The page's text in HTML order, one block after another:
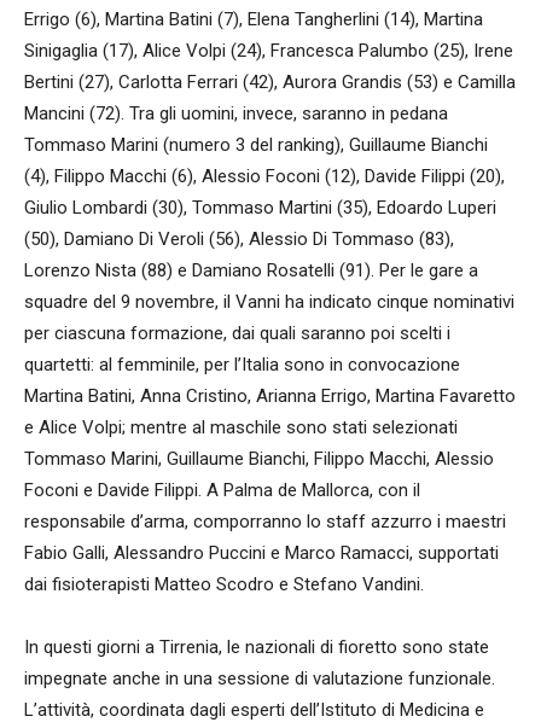
Errigo (6), Martina Batini (7), Elena Tangherlini (14), Martina
Sinigaglia (17), Alice Volpi (24), Francesca Palumbo (25), Irene
Bertini (27), Carlotta Ferrari (42), Aurora Grandis (53) e Camilla
Mancini (72). Tra gli uomini, invece, saranno in pedana
Tommaso Marini (numero 3 del ranking), Guillaume Bianchi
(4), Filippo Macchi (6), Alessio Foconi (12), Davide Filippi (20),
Giulio Lombardi (30), Tommaso Martini (35), Edoardo Luperi
(50), Damiano Di Veroli (56), Alessio Di Tommaso (83),
Lorenzo Nista (88) e Damiano Rosatelli (91). Per le gare a
squadre del 9 novembre, il Vanni ha indicato cinque nominativi
per ciascuna formazione, dai quali saranno poi scelti i
quartetti: al femminile, per l’Italia sono in convocazione
Martina Batini, Anna Cristino, Arianna Errigo, Martina Favaretto
e Alice Volpi; mentre al maschile sono stati selezionati
Tommaso Marini, Guillaume Bianchi, Filippo Macchi, Alessio
Foconi e Davide Filippi. A Palma de Mallorca, con il
responsabile d’arma, comporranno lo staff azzurro i maestri
Fabio Galli, Alessandro Puccini e Marco Ramacci, supportati
dai fisioterapisti Matteo Scodro e Stefano Vandini.
In questi giorni a Tirrenia, le nazionali di fioretto sono state
impegnate anche in una sessione di valutazione funzionale.
L’attività, coordinata dagli esperti dell’Istituto di Medicina e